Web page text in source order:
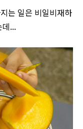
는 일은 비일비재하
데...